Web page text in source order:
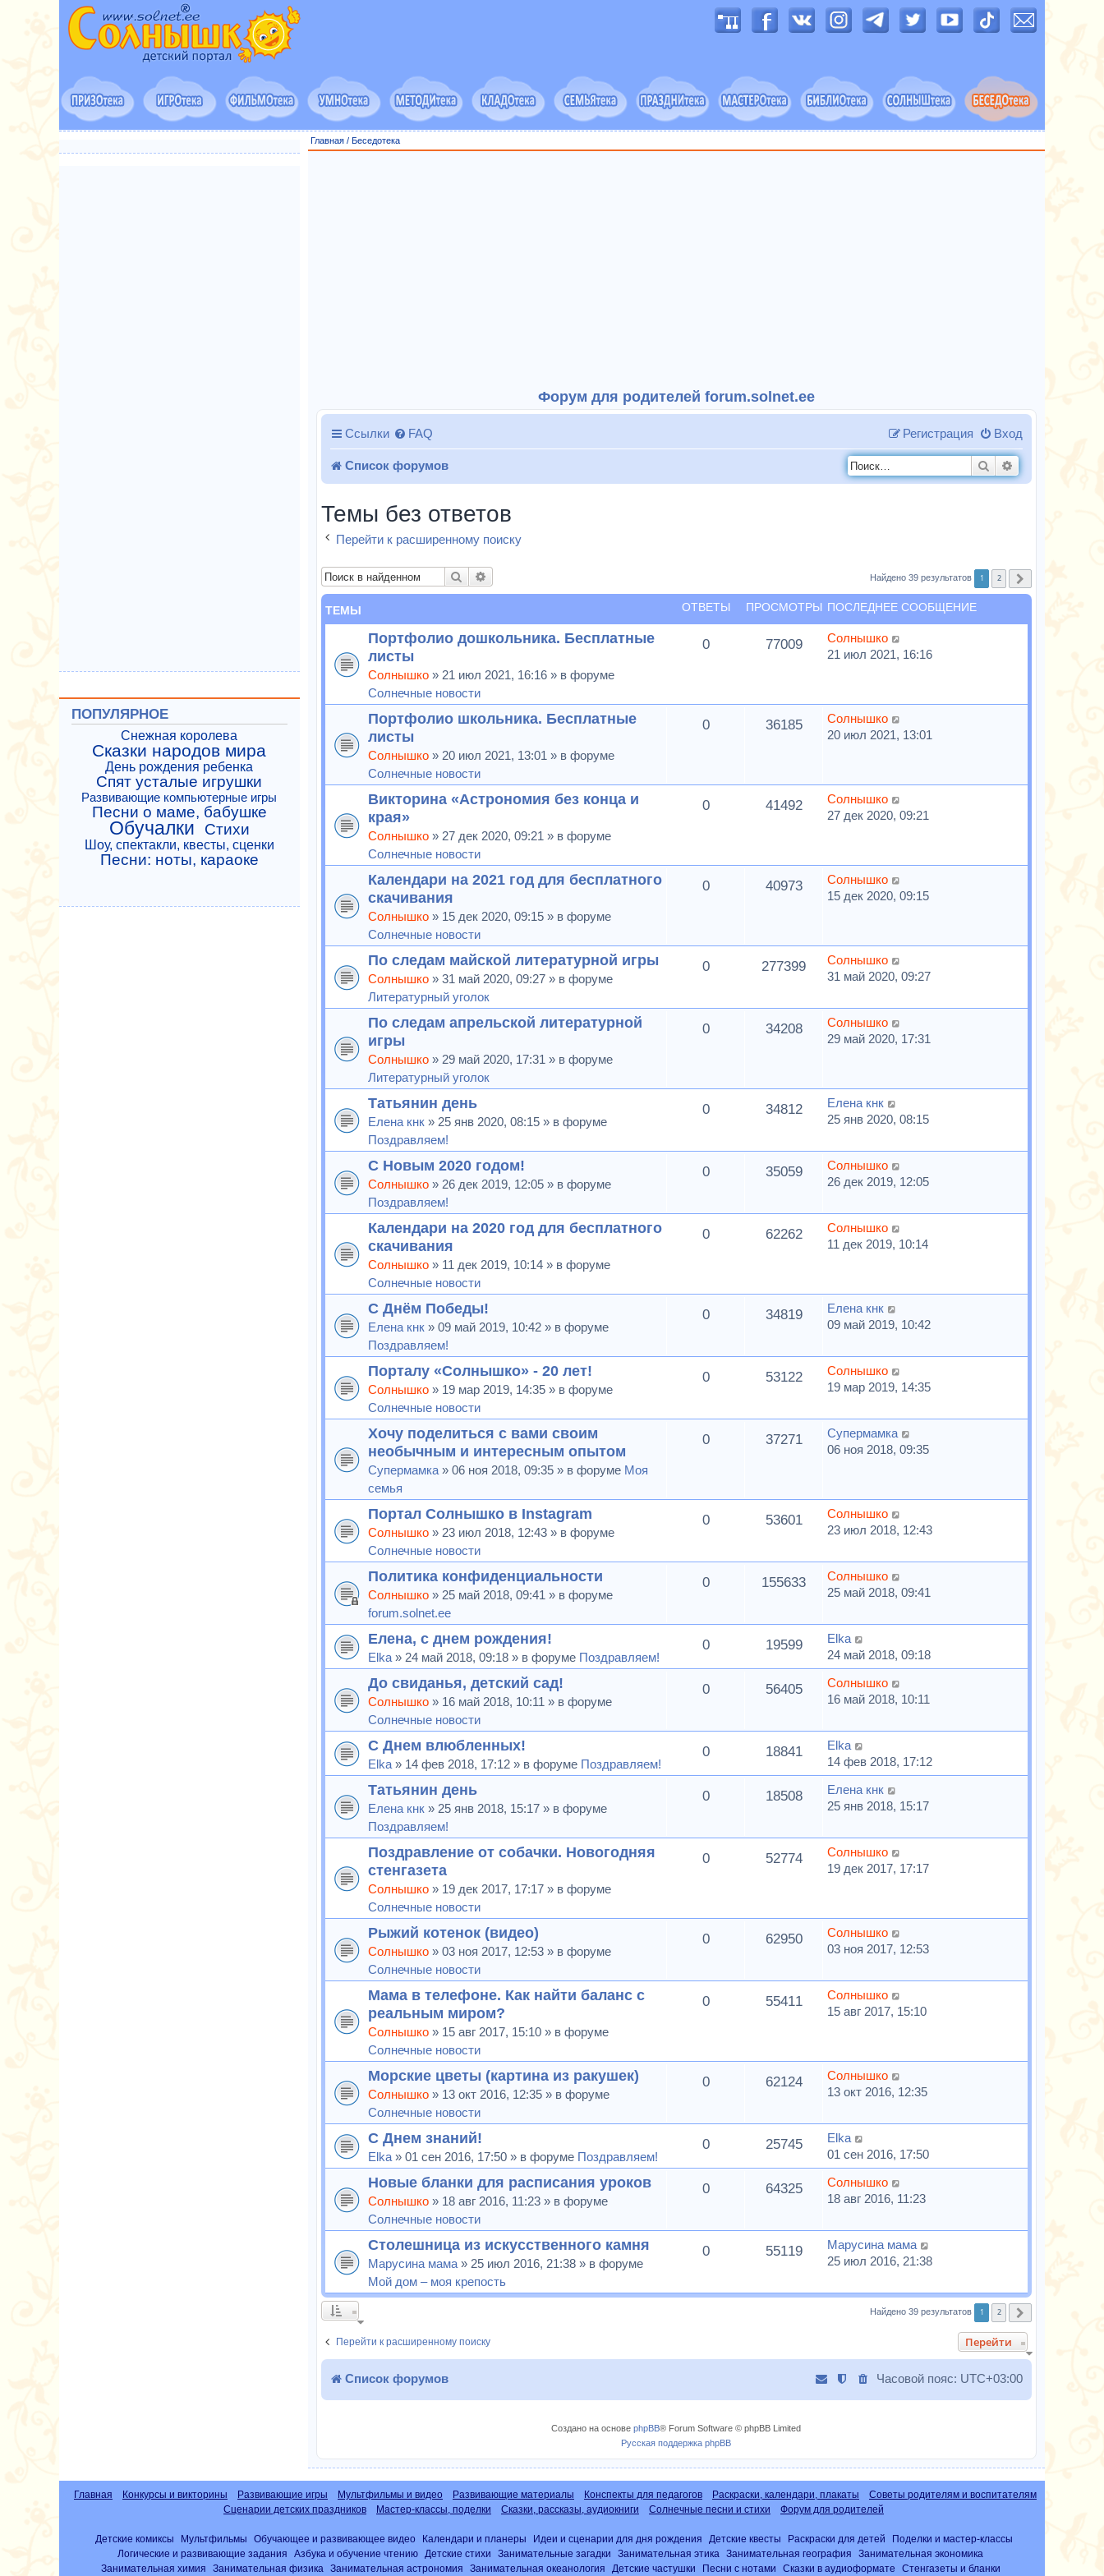
Главная/ Беседотека
Форум для родителей forum.solnet.ee
Ссылки FAQ Вход
Регистрация
Список форумов Поиск
Темы без ответов
Перейти к расширенному поиску
Поиск Найдено 39 результатов 1 2
ТЕМЫ ОТВЕТЫ ПРОСМОТРЫ ПОСЛЕДНЕЕ СООБЩЕНИЕ
Портфолио дошкольника. Бесплатные
листы
Солнышко» 21 июл 2021, 16:16 » в форуме
Солнечные новости
0 77009
Солнышко
21 июл 2021, 16:16
Портфолио школьника. Бесплатные
листы
Солнышко» 20 июл 2021, 13:01 » в форуме
Солнечные новости
0 36185
Солнышко
20 июл 2021, 13:01
Викторина «Астрономия без конца и
края»
Солнышко» 27 дек 2020, 09:21 » в форуме
Солнечные новости
0 41492
Солнышко
27 дек 2020, 09:21
Календари на 2021 год для бесплатного
скачивания
Солнышко» 15 дек 2020, 09:15 » в форуме
Солнечные новости
0 40973
Солнышко
15 дек 2020, 09:15
По следам майской литературной игры
Солнышко» 31 май 2020, 09:27 » в форуме
Литературный уголок
0 277399
Солнышко
31 май 2020, 09:27
По следам апрельской литературной
игры
Солнышко» 29 май 2020, 17:31 » в форуме
Литературный уголок
0 34208
Солнышко
29 май 2020, 17:31
Татьянин день
Елена кнк» 25 янв 2020, 08:15 » в форуме
Поздравляем!
0 34812
Елена кнк
25 янв 2020, 08:15
С Новым 2020 годом!
Солнышко» 26 дек 2019, 12:05 » в форуме
Поздравляем!
0 35059
Солнышко
26 дек 2019, 12:05
Календари на 2020 год для бесплатного
скачивания
Солнышко» 11 дек 2019, 10:14 » в форуме
Солнечные новости
0 62262
Солнышко
11 дек 2019, 10:14
С Днём Победы!
Елена кнк» 09 май 2019, 10:42 » в форуме
Поздравляем!
0 34819
Елена кнк
09 май 2019, 10:42
Порталу «Солнышко» - 20 лет!
Солнышко» 19 мар 2019, 14:35 » в форуме
Солнечные новости
0 53122
Солнышко
19 мар 2019, 14:35
Хочу поделиться с вами своим
необычным и интересным опытом
Супермамка» 06 ноя 2018, 09:35 » в форуме Моя
семья
0 37271
Супермамка
06 ноя 2018, 09:35
Портал Солнышко в Instagram
Солнышко» 23 июл 2018, 12:43 » в форуме
Солнечные новости
0 53601
Солнышко
23 июл 2018, 12:43
Политика конфиденциальности
Солнышко» 25 май 2018, 09:41 » в форуме
forum.solnet.ee
0 155633
Солнышко
25 май 2018, 09:41
Елена, с днем рождения!
Elka» 24 май 2018, 09:18 » в форуме Поздравляем!
0 19599
Elka
24 май 2018, 09:18
До свиданья, детский сад!
Солнышко» 16 май 2018, 10:11 » в форуме
Солнечные новости
0 56405
Солнышко
16 май 2018, 10:11
С Днем влюбленных!
Elka» 14 фев 2018, 17:12 » в форуме Поздравляем!
0 18841
Elka
14 фев 2018, 17:12
Татьянин день
Елена кнк» 25 янв 2018, 15:17 » в форуме
Поздравляем!
0 18508
Елена кнк
25 янв 2018, 15:17
Поздравление от собачки. Новогодняя
стенгазета
Солнышко» 19 дек 2017, 17:17 » в форуме
Солнечные новости
0 52774
Солнышко
19 дек 2017, 17:17
Рыжий котенок (видео)
Солнышко» 03 ноя 2017, 12:53 » в форуме
Солнечные новости
0 62950
Солнышко
03 ноя 2017, 12:53
Мама в телефоне. Как найти баланс с
реальным миром?
Солнышко» 15 авг 2017, 15:10 » в форуме
Солнечные новости
0 55411
Солнышко
15 авг 2017, 15:10
Морские цветы (картина из ракушек)
Солнышко» 13 окт 2016, 12:35 » в форуме
Солнечные новости
0 62124
Солнышко
13 окт 2016, 12:35
С Днем знаний!
Elka» 01 сен 2016, 17:50 » в форуме Поздравляем!
0 25745
Elka
01 сен 2016, 17:50
Новые бланки для расписания уроков
Солнышко» 18 авг 2016, 11:23 » в форуме
Солнечные новости
0 64325
Солнышко
18 авг 2016, 11:23
Столешница из искусственного камня
Марусина мама» 25 июл 2016, 21:38 » в форуме
Мой дом – моя крепость
0 55119
Марусина мама
25 июл 2016, 21:38
Найдено 39 результатов 1 2
Перейти к расширенному поиску Перейти
Список форумов Часовой пояс: UTC+03:00
Создано на основеphpBB® Forum Software © phpBB Limited
Русская поддержка phpBB
ПОПУЛЯРНОЕ
Снежная королева
Сказки народов мира
День рождения ребенка
Спят усталые игрушки
Развивающие компьютерные игры
Песни о маме, бабушке
Обучалки Стихи
Шоу, спектакли, квесты, сценки
Песни: ноты, караоке
Главная Конкурсы и викторины Развивающие игры Мультфильмы и видео Развивающие материалы Конспекты для педагогов Раскраски, календари, плакаты
Советы родителям и воспитателям
Сценарии детских праздников
Мастер-классы, поделки Сказки, рассказы, аудиокниги Солнечные песни и стихи Форум для родителей
Детские комиксы Мультфильмы Обучающее и развивающее видео Календари и планеры Идеи и сценарии для дня рождения Детские квесты Раскраски для детей
Поделки и мастер-классы
Логические и развивающие задания
Азбука и обучение чтению Детские стихи Занимательные загадки Занимательная этика Занимательная география
Занимательная экономика
Занимательная химия
Занимательная физика Занимательная астрономия Занимательная океанология Детские частушки Песни с нотами Сказки в аудиоформате Стенгазеты и бланки